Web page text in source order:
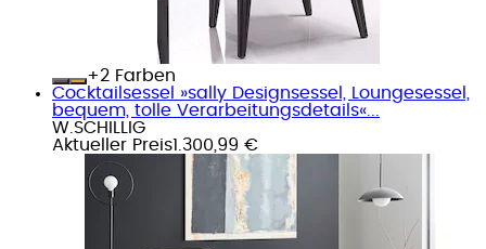
+
Farben
Cocktailsessel »sally Designsessel, Loungesessel,
bequem, tolle Verarbeitungsdetails«...
W.SCHILLIG
Aktueller Preis1.300,99 €